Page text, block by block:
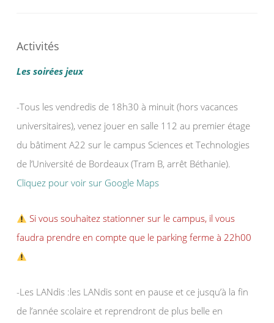
Activités
Les soirées jeux
-Tous les vendredis de 18h30 à minuit (hors vacances
universitaires), venez jouer en salle 112 au premier étage
du bâtiment A22 sur le campus Sciences et Technologies
de l’Université de Bordeaux (Tram B, arrêt Béthanie).
Cliquez pour voir sur Google Maps
Si vous souhaitez stationner sur le campus, il vous
faudra prendre en compte que le parking ferme à 22h00
-Les LANdis :les LANdis sont en pause et ce jusqu’à la fin
de l’année scolaire et reprendront de plus belle en